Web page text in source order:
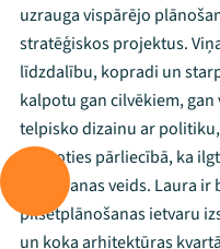
uzrauga vispārējo
stratēģiskos projektus.
līdzdalību, kopradi un
kalpotu gan cilvēkiem,
telpisko dizainu ar
balstoties pārliecībā, ka
domāšanas veids. Laura
pilsētplānošanas ietvaru
un koka arhitektūras